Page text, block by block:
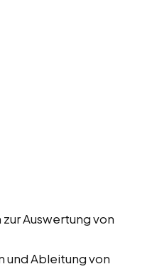
Auswertung von
und Ableitung von